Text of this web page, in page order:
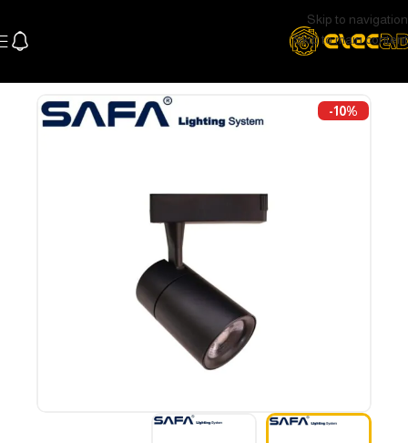
Skip to navigation
Skip to main content
-10%